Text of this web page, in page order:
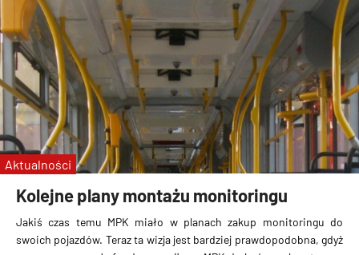
Kolejne plany montażu monitoringu
Jakiś czas temu MPK miało w planach zakup monitoringu do
swoich pojazdów. Teraz ta wizja jest bardziej prawdopodobna, gdyż
Aktualności